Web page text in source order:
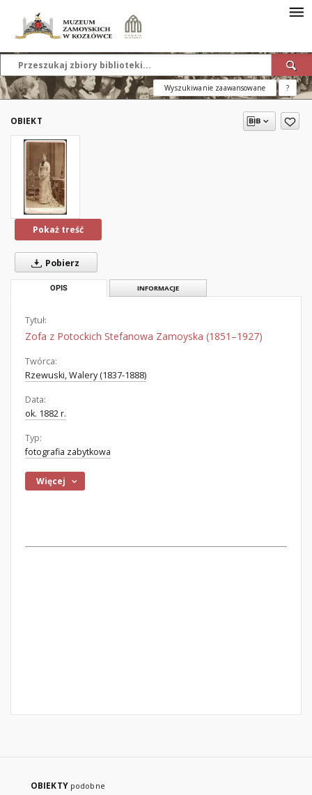
Wyszukiwanie zaawansowane ?
OBIEKT
Pokaż treść
Pobierz
OPIS INFORMACJE
Tytuł:
Zofa z Potockich Stefanowa Zamoyska (1851–1927)
Twórca:
Rzewuski, Walery (1837-1888)
Data:
ok. 1882 r.
Typ:
fotografia zabytkowa
Więcej
OBIEKTY podobne